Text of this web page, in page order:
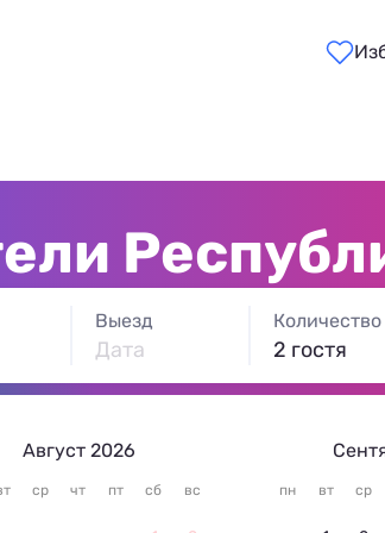
Выезд
Дата
Август 2026
ср чт пт сб вс пн вт ср
Количество
2 гостя
в